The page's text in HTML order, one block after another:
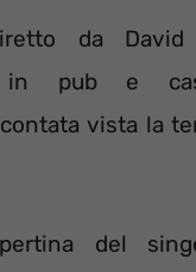
da David
in pub e
vista la
del